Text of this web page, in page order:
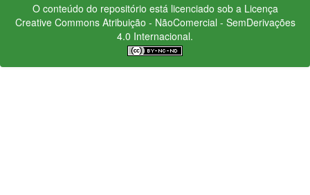
O conteúdo do repositório está licenciado sob a Licença
Creative CommonsAtribuição - NãoComercial - SemDerivações
4.0 Internacional.